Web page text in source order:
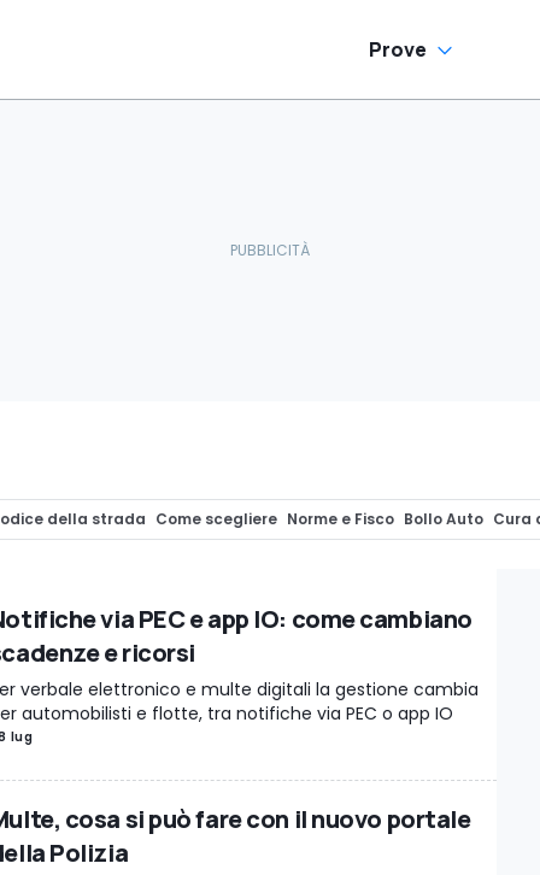
Prove
della strada Come scegliere Norme e Fisco Bollo Auto Cura
via PEC e app IO: come cambiano
e ricorsi
verbale elettronico e multe digitali la gestione cambia
automobilisti e flotte, tra notifiche via PEC o app IO
lug
cosa si può fare con il nuovo portale
Polizia